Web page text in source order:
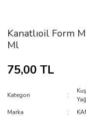
Kanatlıoil Form
Ml
75,00 TL
Kategori
Marka